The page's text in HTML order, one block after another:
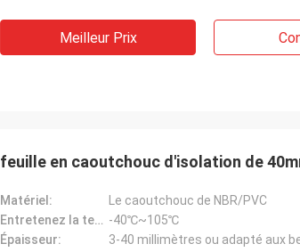
Meilleur Prix
feuille en caoutchouc d'isolation de
Matériel:
Le caoutchouc de NBR/PVC
Entretenez la température ambiante: -40℃~105℃
Épaisseur:
3-40 millimètres ou adapté aux